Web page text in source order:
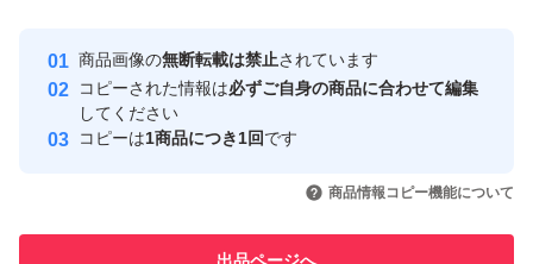
安心取引出品者
心・安全なユーザーです
取引実績
引を完了させた実績があります
商品画像の無断転載は禁止されています
コピーされた情報は必ずご自身の商品に合わせて編集
してください
コピーは1商品につき1回です
商品情報コピー機能について